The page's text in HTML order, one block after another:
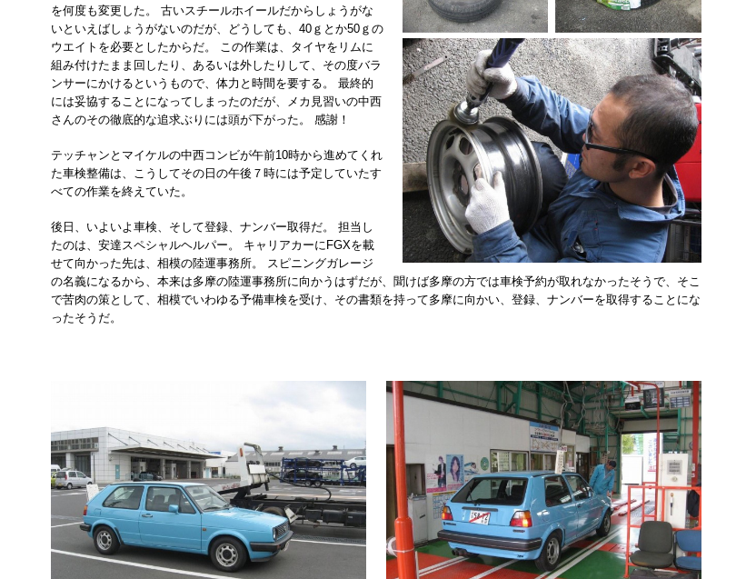
を何度も変更した。 古いスチールホイールだからしょうがな
いといえばしょうがないのだが、どうしても、40ｇとか50ｇの
ウエイトを必要としたからだ。 この作業は、タイヤをリムに
組み付けたまま回したり、あるいは外したりして、その度バラ
ンサーにかけるというもので、体力と時間を要する。 最終的
には妥協することになってしまったのだが、メカ見習いの中西
さんのその徹底的な追求ぶりには頭が下がった。 感謝！
テッチャンとマイケルの中西コンビが午前10時から進めてくれ
た車検整備は、こうしてその日の午後７時には予定していたす
べての作業を終えていた。
後日、いよいよ車検、そして登録、ナンバー取得だ。 担当し
たのは、安達スペシャルヘルパー。 キャリアカーにFGXを載
せて向かった先は、相模の陸運事務所。 スピニングガレージ
の名義になるから、本来は多摩の陸運事務所に向かうはずだが、聞けば多摩の方では車検予約が取れなかったそうで、そこ
で苦肉の策として、相模でいわゆる予備車検を受け、その書類を持って多摩に向かい、登録、ナンバーを取得することにな
ったそうだ。